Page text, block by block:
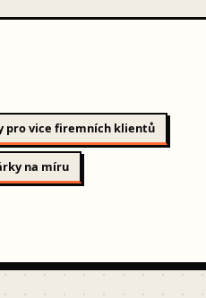
pro vice firemních klientů
na míru